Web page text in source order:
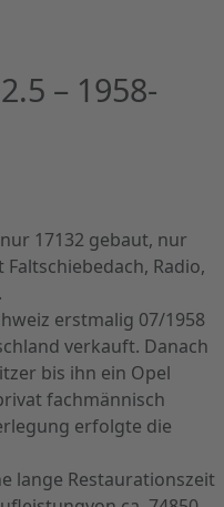
– 1958-
nur 17132 gebaut, nur
Radio,
erstmalig 07/1958
verkauft. Danach
bis ihn ein Opel
fachmännisch
erfolgte die
lange Restaurationszeit